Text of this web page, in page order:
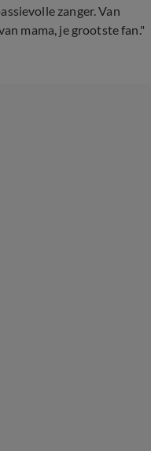
zanger. Van
mama, je grootste fan."